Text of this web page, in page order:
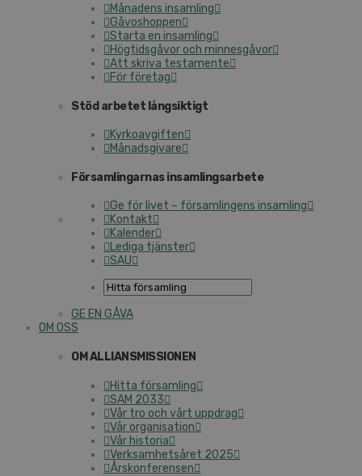
Månadens insamling
Gåvoshoppen
Starta en insamling
Högtidsgåvor och minnesgåvor
Att skriva testamente
För företag
Stöd arbetet långsiktigt
Kyrkoavgiften
Månadsgivare
Församlingarnas insamlingsarbete
Ge för livet – församlingens insamling
Kontakt
Kalender
Lediga tjänster
SAU
GE EN GÅVA
OM OSS
OM ALLIANSMISSIONEN
Hitta församling
SAM 2033
Vår tro och vårt uppdrag
Vår organisation
Vår historia
Verksamhetsåret 2025
Årskonferensen